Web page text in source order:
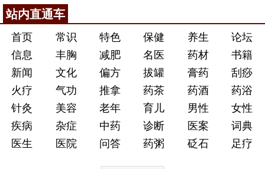
站内直通车
首页 常识 特色 保健 养生
论坛
信息
丰胸 减肥 名医 药材
书籍
新闻
文化 偏方 拔罐 膏药
刮痧
火疗
气功 推拿 药茶 药酒
药浴
针灸
美容 老年 育儿 男性
女性
疾病
杂症 中药 诊断 医案
词典
医生
医院 问答 药粥 砭石 足疗